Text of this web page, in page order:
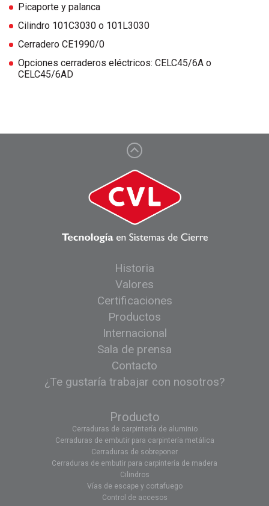
Picaporte y palanca
Cilindro 101C3030 o 101L3030
Cerradero CE1990/0
Opciones cerraderos eléctricos: CELC45/6A o
CELC45/6AD
Historia
Valores
Certificaciones
Productos
Internacional
Sala de prensa
Contacto
¿Te gustaría trabajar con nosotros?
Producto
Cerraduras de carpintería de aluminio
Cerraduras de embutir para carpintería metálica
Cerraduras de sobreponer
Cerraduras de embutir para carpintería de madera
Cilindros
Vías de escape y cortafuego
Control de accesos